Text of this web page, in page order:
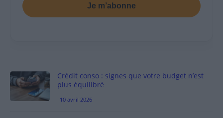
Je m’abonne
Crédit conso : signes que votre budget n’est
plus équilibré
10 avril 2026